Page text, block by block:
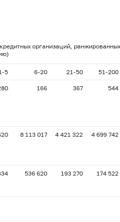
организаций,
5 6-20 21-50 51-200
166 367 544
8 113 017 4 421 322 4 699 742
536 620 193 270 174 522